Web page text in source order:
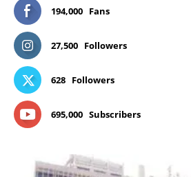
194,000 Fans
27,500 Followers
628 Followers
695,000 Subscribers